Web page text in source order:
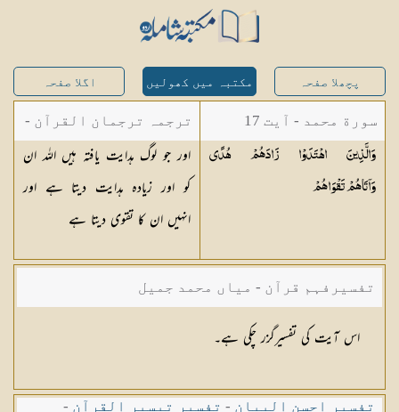
پچھلا صفحہ مکتبہ میں کھولیں اگلا صفحہ
سورة محمد - آیت 17
وَالَّذِينَ اهْتَدَوْا زَادَهُمْ هُدًى
وَآتَاهُمْتَقْوَاهُمْ
ترجمہ ترجمان القرآن -
مولانا ابوالکلام آزاد
اور جو لوگ ہدایت یافتہ ہیں اللہ ان
کو اور زیادہ ہدایت دیتا ہے اور
انہیں ان کا تقوی دیتا ہے
تفسیرفہم قرآن - میاں محمد جمیل
اس آیت کی تفسیرگزر چکی ہے۔
تفسیر احسن البیان - تفسیر تیسیر القرآن -